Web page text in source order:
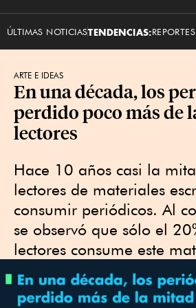
ÚLTIMAS NOTICIASTENDENCIAS:
ARTE E IDEAS
En una década, los
perdido poco más de
lectores
Hace 10 años casi la
lectores de materiales
consumir periódicos. Al
se observó que sólo el
lectores consume este